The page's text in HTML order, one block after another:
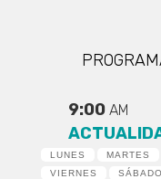
9:00 AM
LUNES MARTES
VIERNES
SÁBADO